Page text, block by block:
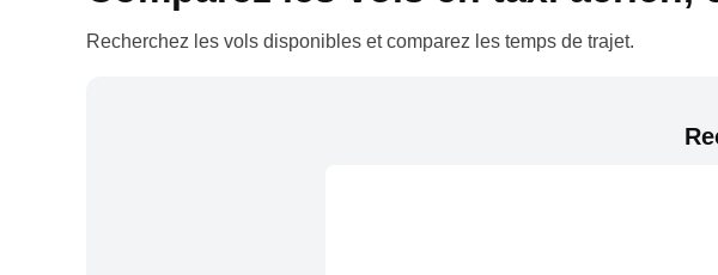
Recherchez les vols disponibles et comparez les temps de trajet.